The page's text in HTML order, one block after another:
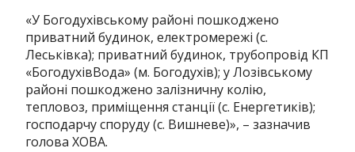
«У Богодухівському районі пошкоджено
приватний будинок, електромережі (с.
Леськівка); приватний будинок, трубопровід КП
«БогодухівВода» (м. Богодухів); у Лозівському
районі пошкоджено залізничну колію,
тепловоз, приміщення станції (с. Енергетиків);
господарчу споруду (с. Вишневе)», – зазначив
голова ХОВА.